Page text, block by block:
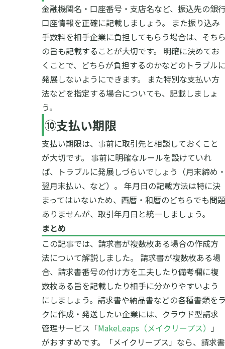
金融機関名・口座番号・支店名など、振込先の銀
口座情報を正確に記載しましょう。
また振り込み
手数料を相手企業に負担してもらう場合は、そち
の旨も記載することが大切です。 明確に決めてお
くことで、どちらが負担するのかなどのトラブル
発展しないようにできます。
また特別な支払い方
法などを指定する場合についても、記載しましょ
う。
⑩支払い期限
支払い期限は、事前に取引先と相談しておくこと
が大切です。 事前に明確なルールを設けていれ
ば、トラブルに発展しづらいでしょう（月末締め
翌月末払い、など）。 年月日の記載方法は特に決
まってはいないため、西暦・和暦のどちらでも問題
ありませんが、取引年月日と統一しましょう。
まとめ
この記事では、請求書が複数枚ある場合の作成方
法について解説しました。 請求書が複数枚ある場
合、請求書番号の付け方を工夫したり備考欄に複
数枚ある旨を記載したり相手に分かりやすいよう
にしましょう。 請求書や納品書などの各種書類を
クに作成・発送したい企業には、クラウド型請求
管理サービス「MakeLeaps（メイクリープス）
」
がおすすめです。
「メイクリープス」なら、請求書